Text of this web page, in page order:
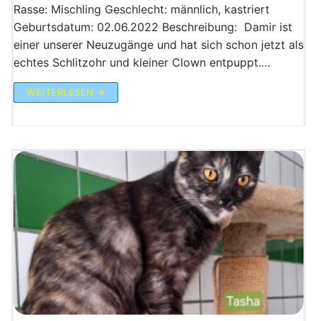
Rasse: Mischling Geschlecht: männlich, kastriert
Geburtsdatum: 02.06.2022 Beschreibung: Damir ist
einer unserer Neuzugänge und hat sich schon jetzt als
echtes Schlitzohr und kleiner Clown entpuppt.…
WEITERLESEN →